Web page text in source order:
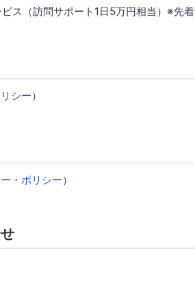
ス（訪問サポート1日5万円相当）※先
シー）
・ポリシー）